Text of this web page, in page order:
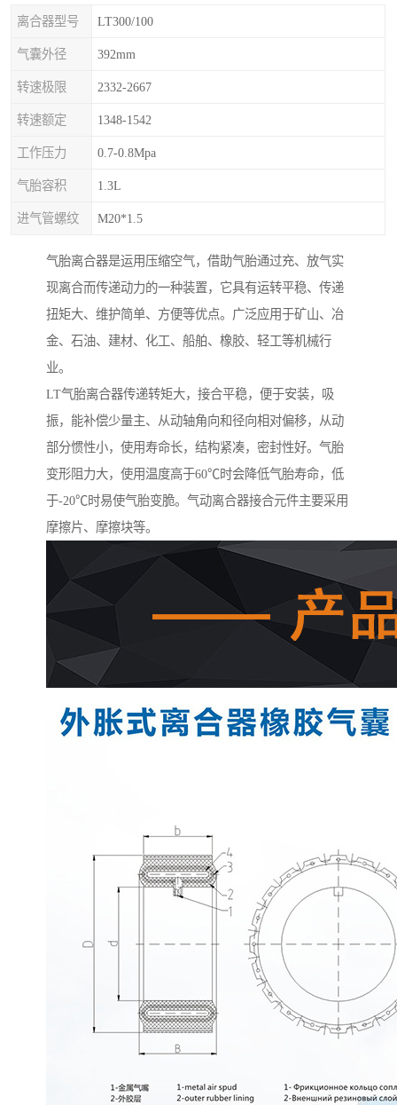
离合器型号 LT300/100
气囊外径 392mm
转速极限 2332-2667
转速额定 1348-1542
工作压力 0.7-0.8Mpa
气胎容积 1.3L
进气管螺纹 M20*1.5
气胎离合器是运用压缩空气，借助气胎通过充、放气实
现离合而传递动力的一种装置，它具有运转平稳、传递
扭矩大、维护简单、方便等优点。广泛应用于矿山、冶
金、石油、建材、化工、船舶、橡胶、轻工等机械行
业。
LT气胎离合器传递转矩大，接合平稳，便于安装，吸
振，能补偿少量主、从动轴角向和径向相对偏移，从动
部分惯性小，使用寿命长，结构紧凑，密封性好。气胎
变形阻力大，使用温度高于60℃时会降低气胎寿命，低
于-20℃时易使气胎变脆。气动离合器接合元件主要采用
摩擦片、摩擦块等。